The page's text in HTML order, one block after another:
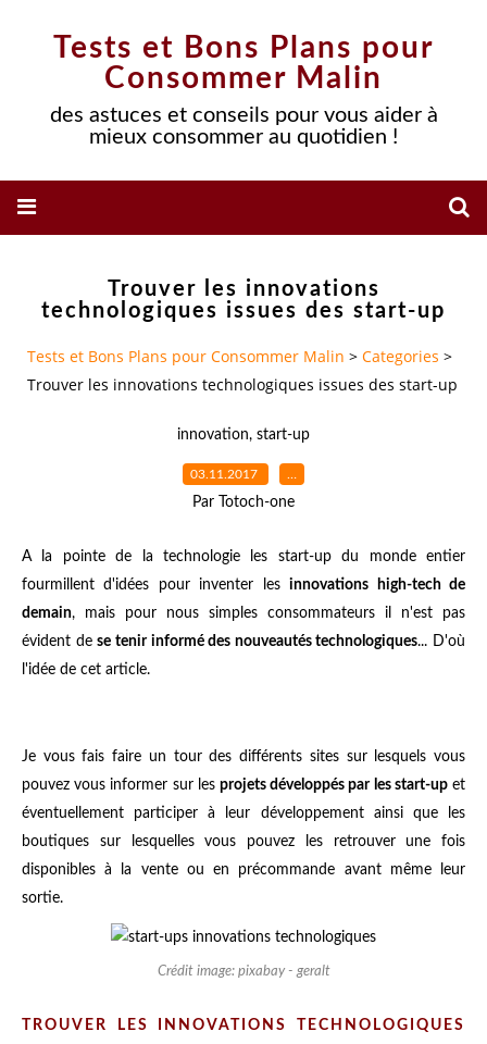
Tests et Bons Plans pour
Consommer Malin
des astuces et conseils pour vous aider à
mieux consommer au quotidien !
Trouver les innovations
technologiques issues des start-up
Tests et Bons Plans pour Consommer Malin > Categories >
Trouver les innovations technologiques issues des start-up
innovation, start-up
03.11.2017 …
Par Totoch-one
A la pointe de la technologie les start-up du monde entier
fourmillent d'idées pour inventer lesinnovations high-tech de
demain, mais pour nous simples consommateurs il n'est pas
évident dese tenir informé des nouveautés technologiques... D'où
l'idée de cet article.
Je vous fais faire un tour des différents sites sur lesquels vous
pouvez vous informer sur les projets développés par les start-upet
éventuellement participer à leur développement ainsi que les
boutiques sur lesquelles vous pouvez les retrouver une fois
disponibles à la vente ou en précommande avant même leur
sortie.
Crédit image: pixabay - geralt
TROUVER LES INNOVATIONS TECHNOLOGIQUES